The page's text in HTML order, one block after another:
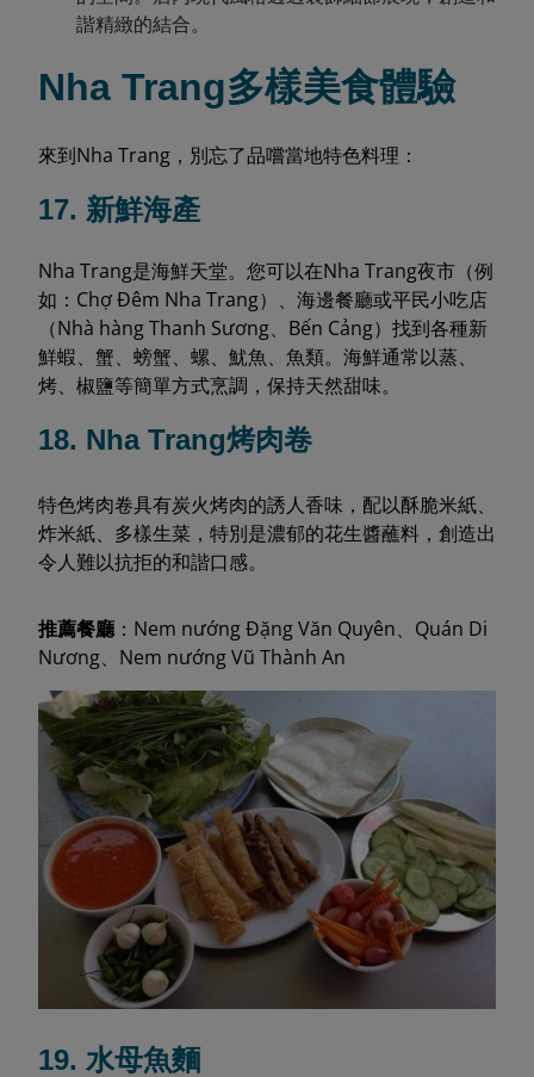
諧精緻的結合。
Nha Trang多樣美食體驗
來到Nha Trang，別忘了品嚐當地特色料理：
17. 新鮮海產
Nha Trang是海鮮天堂。您可以在Nha Trang夜市（例
如：Chợ Đêm Nha Trang）、海邊餐廳或平民小吃店
（Nhà hàng Thanh Sương、Bến Cảng）找到各種新
鮮蝦、蟹、螃蟹、螺、魷魚、魚類。海鮮通常以蒸、
烤、椒鹽等簡單方式烹調，保持天然甜味。
18. Nha Trang烤肉卷
特色烤肉卷具有炭火烤肉的誘人香味，配以酥脆米紙、
炸米紙、多樣生菜，特別是濃郁的花生醬蘸料，創造出
令人難以抗拒的和諧口感。
推薦餐廳：Nem nướng Đặng Văn Quyên、Quán Di
Nương、Nem nướng Vũ Thành An
19. 水母魚麵